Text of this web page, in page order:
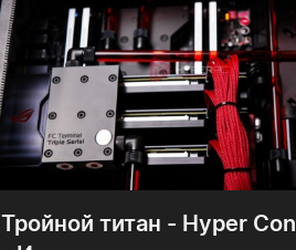
Тройной титан - Hyper